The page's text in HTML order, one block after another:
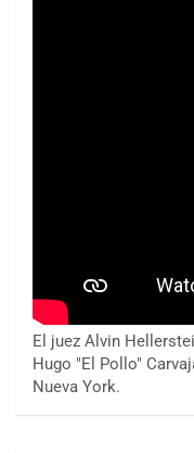
El juez Alvin
Hugo "El Pollo"
Nueva York.